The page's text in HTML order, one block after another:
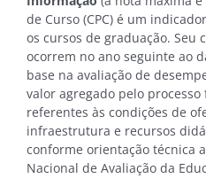
de Curso (CPC) é um
os cursos de graduação. Seu
ocorrem no ano seguinte ao
base na avaliação de
valor agregado pelo
referentes às condições de
infraestrutura e recursos
conforme orientação técnica
Nacional de Avaliação da